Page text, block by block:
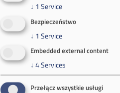
↓ 1 Service
Bezpieczeństwo
↓ 1 Service
Embedded external content
↓ 4Services
Przełącz wszystkie usługi